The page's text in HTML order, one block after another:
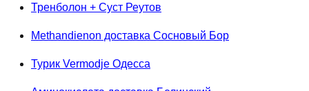
Тренболон + Суст Реутов
Methandienon доставка Сосновый Бор
Турик Vermodje Одесса